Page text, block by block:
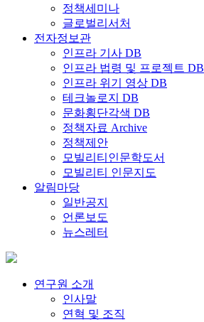
정책세미나
글로벌리서처
전자정보관
인프라 기사 DB
인프라 법령 및 프로젝트 DB
인프라 위기 영상 DB
테크놀로지 DB
문화횡단각색 DB
정책자료 Archive
정책제안
모빌리티인문학도서
모빌리티 인문지도
알림마당
일반공지
언론보도
뉴스레터
연구원 소개
인사말
연혁 및 조직